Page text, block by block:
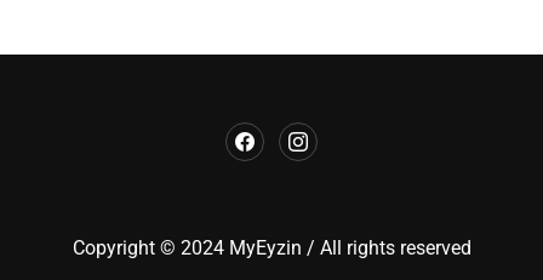
Copyright © 2024 MyEyzin / All rights reserved